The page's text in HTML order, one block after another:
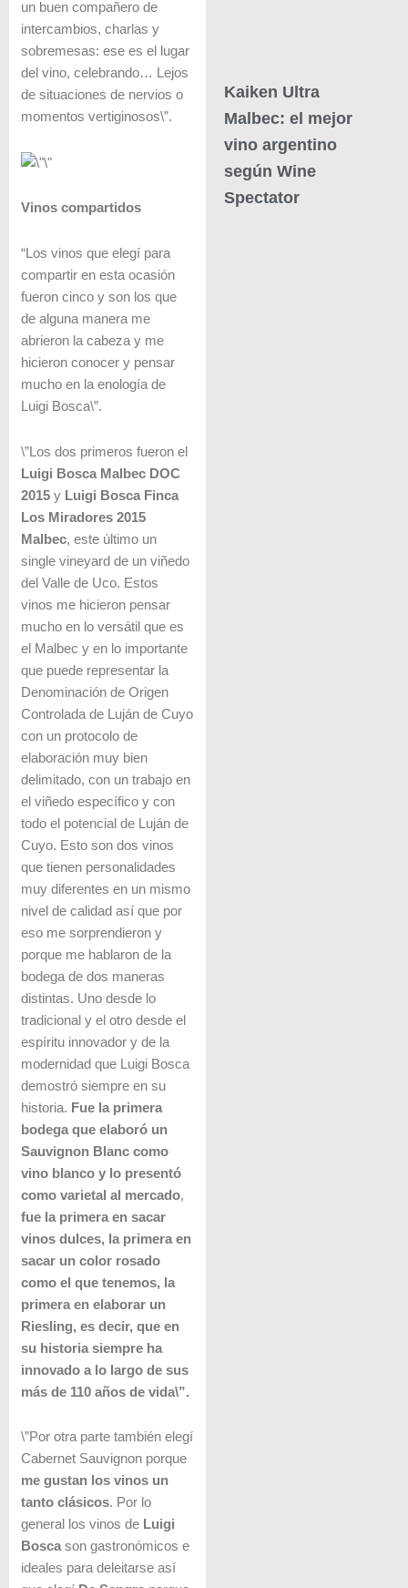
un buen compañero de
intercambios, charlas y
sobremesas: ese es el lugar
del vino, celebrando… Lejos
de situaciones de nervios o
momentos vertiginosos\”.
Vinos compartidos
“Los vinos que elegí para
compartir en esta ocasión
fueron cinco y son los que
de alguna manera me
abrieron la cabeza y me
hicieron conocer y pensar
mucho en la enología de
Luigi Bosca\”.
\”Los dos primeros fueron el
Luigi Bosca Malbec DOC
2015y Luigi Bosca Finca
Los Miradores 2015
Malbec, este último un
single vineyard de un viñedo
del Valle de Uco. Estos
vinos me hicieron pensar
mucho en lo versátil que es
el Malbec y en lo importante
que puede representar la
Denominación de Origen
Controlada de Luján de Cuyo
con un protocolo de
elaboración muy bien
delimitado, con un trabajo en
el viñedo específico y con
todo el potencial de Luján de
Cuyo. Esto son dos vinos
que tienen personalidades
muy diferentes en un mismo
nivel de calidad así que por
eso me sorprendieron y
porque me hablaron de la
bodega de dos maneras
distintas. Uno desde lo
tradicional y el otro desde el
espíritu innovador y de la
modernidad que Luigi Bosca
demostró siempre en su
historia. Fue la primera
bodega que elaboró un
Sauvignon Blanc como
vino blanco y lo presentó
como varietal al mercado,
fue la primera en sacar
vinos dulces, la primera en
sacar un color rosado
como el que tenemos, la
primera en elaborar un
Riesling, es decir, que en
su historia siempre ha
innovado a lo largo de sus
más de 110 años de vida\”.
\”Por otra parte también elegí
Cabernet Sauvignon porque
me gustan los vinos un
tanto clásicos. Por lo
general los vinos de Luigi
Boscason gastronómicos e
ideales para deleitarse así
Kaiken Ultra
Malbec: el mejor
vino argentino
según Wine
Spectator